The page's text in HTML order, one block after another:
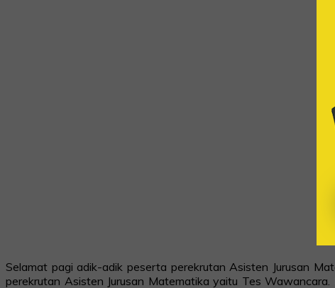
Selamat pagi adik-adik peserta perekrutan Asisten Jurusan
perekrutan Asisten Jurusan Matematika yaitu Tes